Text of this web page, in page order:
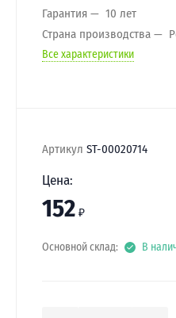
Гарантия
10 лет
Страна производства
Все характеристики
Артикул ST-00020714
Цена:
152 ₽
Основной склад: В